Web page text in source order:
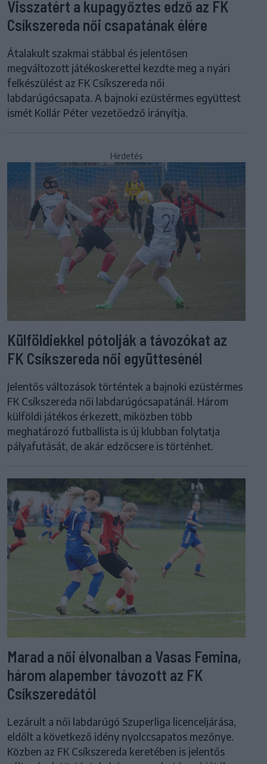
Visszatért a kupagyőztes edző az FK
Csíkszereda női csapatának élére
Átalakult szakmai stábbal és jelentősen
megváltozott játékoskerettel kezdte meg a nyári
felkészülést az FK Csíkszereda női
labdarúgócsapata. A bajnoki ezüstérmes együttest
ismét Kollár Péter vezetőedző irányítja.
Hirdetés
Külföldiekkel pótolják a távozókat az
FK Csíkszereda női együttesénél
Jelentős változások történtek a bajnoki ezüstérmes
FK Csíkszereda női labdarúgócsapatánál. Három
külföldi játékos érkezett, miközben több
meghatározó futballista is új klubban folytatja
pályafutását, de akár edzőcsere is történhet.
Marad a női élvonalban a Vasas Femina,
három alapember távozott az FK
Csíkszeredától
Lezárult a női labdarúgó Szuperliga licenceljárása,
eldőlt a következő idény nyolccsapatos mezőnye.
Közben az FK Csíkszereda keretében is jelentős